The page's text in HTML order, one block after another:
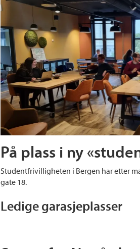
På plass i ny
Studentfrivilligheten i Bergen har etter
gate 18.
Ledige garasjeplasser